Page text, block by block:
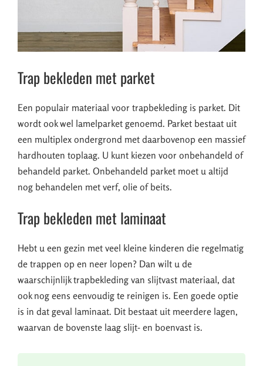
Trap bekleden met parket
Een populair materiaal voor trapbekleding is parket. Dit
wordt ook wel lamelparket genoemd. Parket bestaat uit
een multiplex ondergrond met daarbovenop een massief
hardhouten toplaag. U kunt kiezen voor onbehandeld of
behandeld parket. Onbehandeld parket moet u altijd
nog behandelen met verf, olie of beits.
Trap bekleden met laminaat
Hebt u een gezin met veel kleine kinderen die regelmatig
de trappen op en neer lopen? Dan wilt u de
waarschijnlijk trapbekleding van slijtvast materiaal, dat
ook nog eens eenvoudig te reinigen is. Een goede optie
is in dat geval laminaat. Dit bestaat uit meerdere lagen,
waarvan de bovenste laag slijt- en boenvast is.